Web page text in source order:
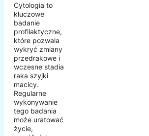
Cytologia to
kluczowe
badanie
profilaktyczne,
które pozwala
wykryć zmiany
przedrakowe i
wczesne stadia
raka szyjki
macicy.
Regularne
wykonywanie
tego badania
może uratować
życie,